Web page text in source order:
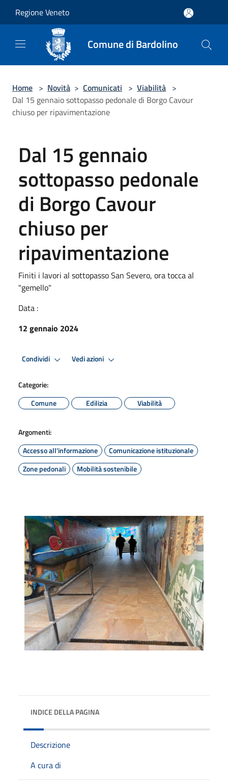
Regione Veneto
Comune di Bardolino
Home > Novità > Comunicati > Viabilità >
Dal 15 gennaio sottopasso pedonale di Borgo Cavour
chiuso per ripavimentazione
Dal 15 gennaio
sottopasso pedonale
di Borgo Cavour
chiuso per
ripavimentazione
Finiti i lavori al sottopasso San Severo, ora tocca al
"gemello"
Data :
12 gennaio 2024
Condividi Vedi azioni
Categorie:
Comune
Edilizia Viabilità
Argomenti:
Accesso all'informazione
Comunicazione istituzionale
Zone pedonali
Mobilità sostenibile
INDICE DELLA PAGINA
Descrizione
A cura di